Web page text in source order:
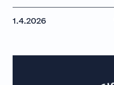
1.4.2026